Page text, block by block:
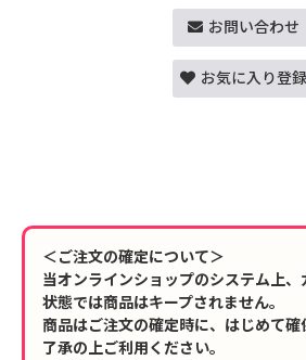
お問い合わせ
お気に入り登録
＜ご注文の確定について＞
当オンラインショップのシステム上
状態では商品はキープされません。
商品はご注文の確定時に、はじめて確
了承の上ご利用ください。